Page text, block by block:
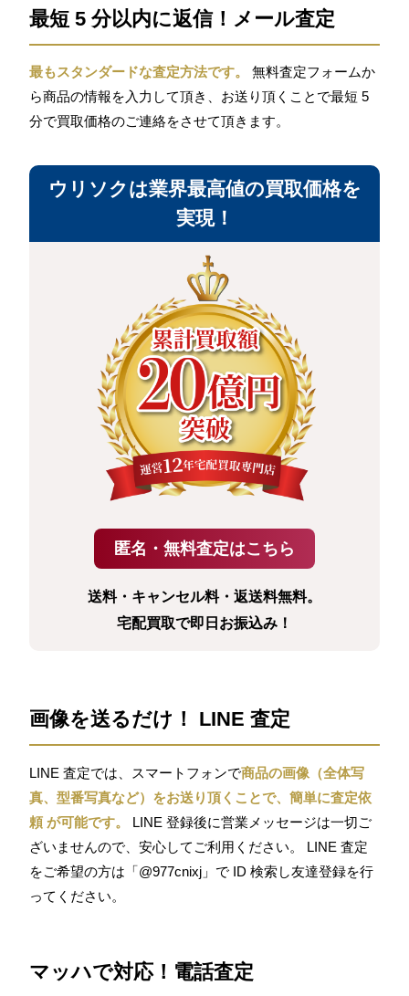
最短 5 分以内に返信！メール査定
最もスタンダードな査定方法です。
無料査定フォームか
ら商品の情報を入力して頂き、お送り頂くことで最短 5
分で買取価格のご連絡をさせて頂きます。
ウリソクは業界最高値の買取価格を
実現！
送料・キャンセル料・返送料無料。
宅配買取で即日お振込み！
画像を送るだけ！ LINE 査定
LINE 査定では、スマートフォンで商品の画像（全体写
真、型番写真など）をお送り頂くことで、簡単に査定依
頼 が可能です。
LINE 登録後に営業メッセージは一切ご
ざいませんので、安心してご利用ください。 LINE 査定
をご希望の方は「@977cnixj」で ID 検索し友達登録を行
ってください。
マッハで対応！電話査定